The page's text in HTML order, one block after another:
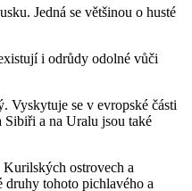
Jedná se většinou o husté
i ​​odrůdy odolné vůči
Vyskytuje se v evropské části
Sibiři a na Uralu jsou také
ostrovech a
druhy tohoto pichlavého a